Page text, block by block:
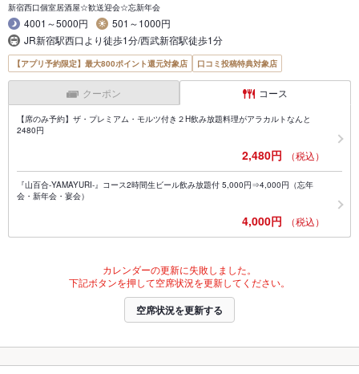
新宿西口個室居酒屋☆歓送迎会☆忘新年会
4001～5000円
501～1000円
JR新宿駅西口より徒歩1分/西武新宿駅徒歩1分
【アプリ予約限定】最大800ポイント還元対象店 口コミ投稿特典対象店
クーポン コース
【席のみ予約】ザ・プレミアム・モルツ付き２H飲み放題料理がアラカルトなんと
2480円
2,480円 （税込）
『山百合-YAMAYURI-』コース2時間生ビール飲み放題付 5,000円⇒4,000円（忘年
会・新年会・宴会）
4,000円 （税込）
カレンダーの更新に失敗しました。
下記ボタンを押して空席状況を更新してください。
空席状況を更新する